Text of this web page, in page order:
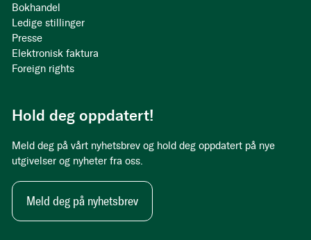
Bokhandel
Ledige stillinger
Presse
Elektronisk faktura
Foreign rights
Hold deg oppdatert!
Meld deg på vårt nyhetsbrev og hold deg oppdatert på nye
utgivelser og nyheter fra oss.
Meld deg på nyhetsbrev